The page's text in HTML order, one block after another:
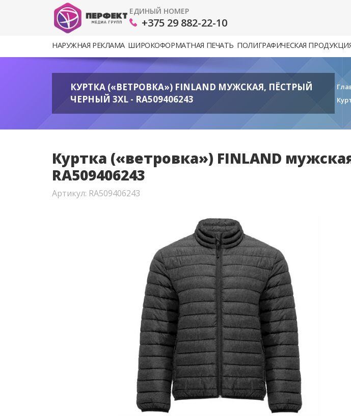
ЕДИНЫЙ НОМЕР
+375 29 882-22-10
НАРУЖНАЯ РЕКЛАМА ШИРОКОФОРМАТНАЯ ПЕЧАТЬ ПОЛИГРАФИЧЕСКАЯ
КУРТКА («ВЕТРОВКА») FINLAND МУЖСКАЯ, ПЁСТРЫЙ
ЧЕРНЫЙ 3XL - RA509406243
Куртка («ветровка») FINLAND
RA509406243
Артикул: RA509406243